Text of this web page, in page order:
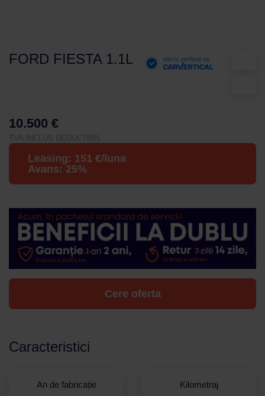
FORD FIESTA 1.1L
10.500 €
TVA INCLUS DEDUCTIBIL
Leasing: 151 €/luna
Avans: 25%
Cere oferta
Caracteristici
An de fabricație Kilometraj